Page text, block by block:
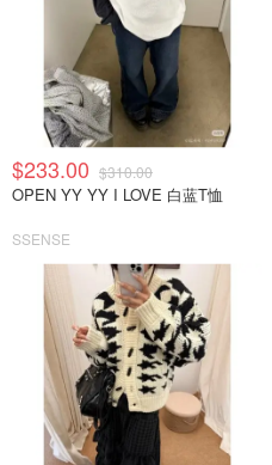
$233.00 $310.00
OPEN YY YY I LOVE 白蓝T恤
SSENSE